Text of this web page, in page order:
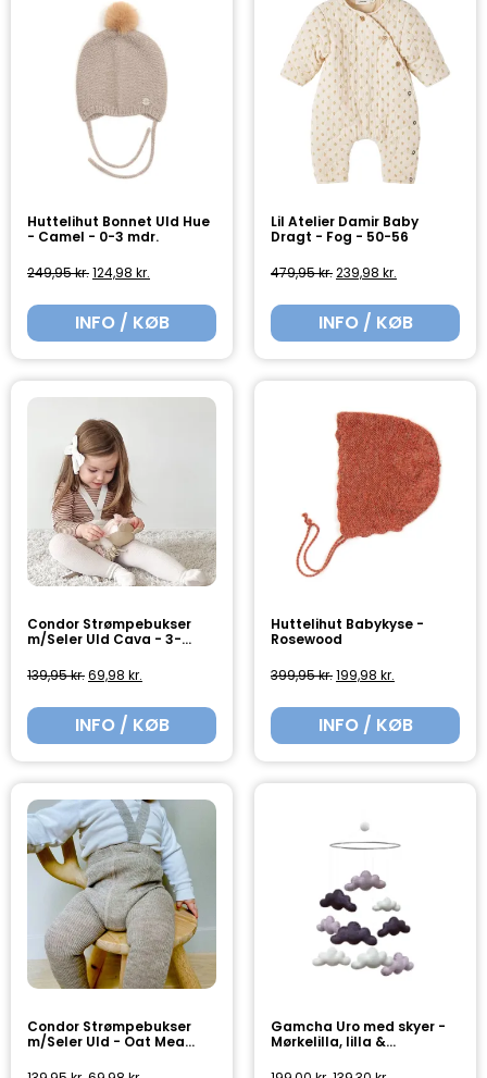
Huttelihut Bonnet Uld Hue
- Camel - 0-3 mdr.
249,95kr.124,98 kr.
INFO / KØB
Lil Atelier Damir Baby
Dragt - Fog - 50-56
479,95kr.239,98 kr.
INFO / KØB
Condor Strømpebukser
m/Seler Uld Cava - 3-...
139,95kr.69,98 kr.
INFO / KØB
Huttelihut Babykyse -
Rosewood
399,95kr.199,98 kr.
INFO / KØB
Condor Strømpebukser
m/Seler Uld - Oat Mea...
Gamcha Uro med skyer -
Mørkelilla, lilla &...